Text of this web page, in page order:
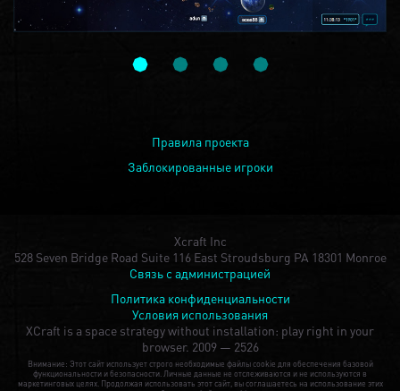
Правила проекта
Заблокированные игроки
Xcraft Inc
528 Seven Bridge Road Suite 116 East Stroudsburg PA 18301 Monroe
Связь с администрацией
Политика конфиденциальности
Условия использования
XCraft is a space strategy without installation: play right in your
browser. 2009 — 2526
Внимание: Этот сайт использует строго необходимые файлы cookie для обеспечения базовой
функциональности и безопасности. Личные данные не отслеживаются и не используются в
маркетинговых целях. Продолжая использовать этот сайт, вы соглашаетесь на использование этих